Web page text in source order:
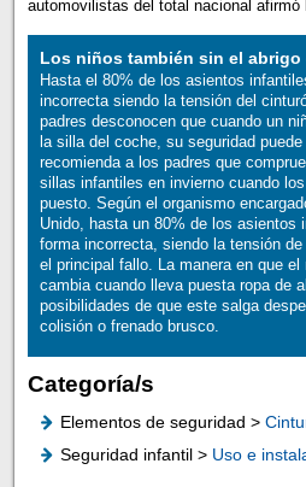
automovilistas del total nacional afirmó
Los niños también sin el
Hasta el 80% de los asientos
incorrecta siendo la tensión del
padres desconocen que cuando un
la silla del coche, su seguridad
recomienda a los padres que
sillas infantiles en invierno cuando
puesto. Según el organismo
Unido, hasta un 80% de los asientos
forma incorrecta, siendo la tensión
el principal fallo. La manera en que
cambia cuando lleva puesta ropa de
posibilidades de que este salga
colisión o frenado brusco.
Categoría/s
Elementos de seguridad >
Seguridad infantil > Uso e